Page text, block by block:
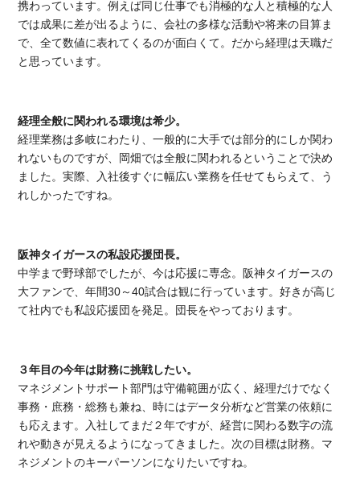
携わっています。例えば同じ仕事でも消極的な人と積極的な人
では成果に差が出るように、会社の多様な活動や将来の目算ま
で、全て数値に表れてくるのが面白くて。だから経理は天職だ
と思っています。
経理全般に関われる環境は希少。
経理業務は多岐にわたり、一般的に大手では部分的にしか関わ
れないものですが、岡畑では全般に関われるということで決め
ました。実際、入社後すぐに幅広い業務を任せてもらえて、う
れしかったですね。
阪神タイガースの私設応援団長。
中学まで野球部でしたが、今は応援に専念。阪神タイガースの
大ファンで、年間30～40試合は観に行っています。好きが高じ
て社内でも私設応援団を発足。団長をやっております。
３年目の今年は財務に挑戦したい。
マネジメントサポート部門は守備範囲が広く、経理だけでなく
事務・庶務・総務も兼ね、時にはデータ分析など営業の依頼に
も応えます。入社してまだ２年ですが、経営に関わる数字の流
れや動きが見えるようになってきました。次の目標は財務。マ
ネジメントのキーパーソンになりたいですね。